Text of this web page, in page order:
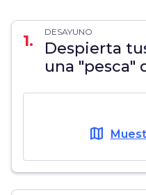
1. DESAYUNO
Despierta
map